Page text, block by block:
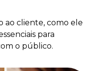
ao cliente, como ele
para
o público.